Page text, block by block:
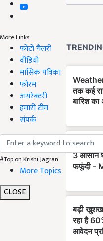
More Links
फोटो गैलरी
वीडियो
मासिक पत्रिका
फोरम
डायरेक्टरी
हमारी टीम
संपर्क
#Top on Krishi Jagran
More Topics
CLOSE